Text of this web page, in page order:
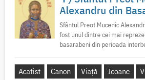
Alexandru din
Sfântul Preot Mucenic
fost unul dintre cei mai
basarabeni din perioada
Acatist Canon Viață Icoane